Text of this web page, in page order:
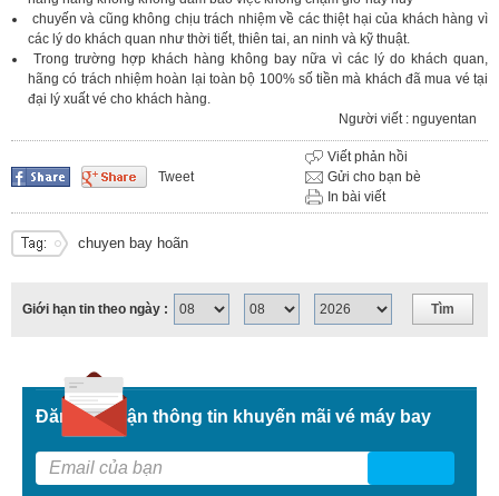
chuyến và cũng không chịu trách nhiệm về các thiệt hại của khách hàng vì
các lý do khách quan như thời tiết, thiên tai, an ninh và kỹ thuật.
Trong trường hợp khách hàng không bay nữa vì các lý do khách quan,
hãng có trách nhiệm hoàn lại toàn bộ 100% số tiền mà khách đã mua vé tại
đại lý xuất vé cho khách hàng.
Người viết : nguyentan
Tweet
Viết phản hồi
Gửi cho bạn bè
In bài viết
chuyen bay hoãn
Giới hạn tin theo ngày :
Đăng kí nhận thông tin khuyến mãi vé máy bay